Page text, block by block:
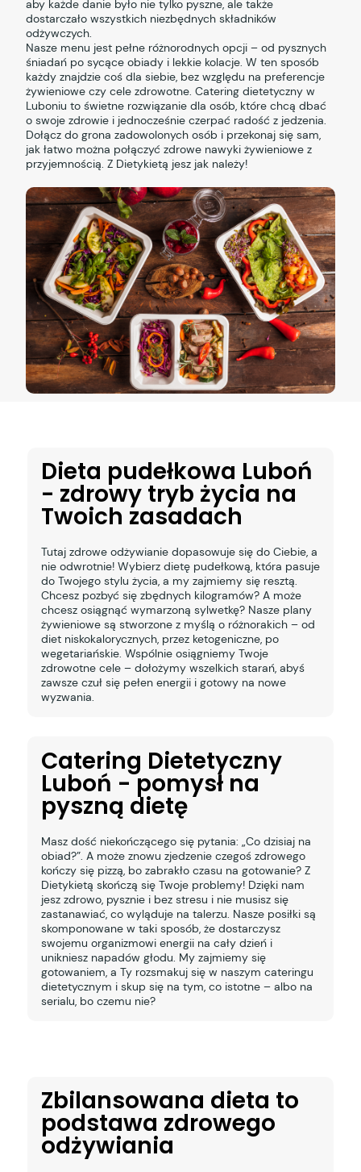
aby każde danie było nie tylko pyszne, ale także
dostarczało wszystkich niezbędnych składników
odżywczych.
Nasze menu jest pełne różnorodnych opcji – od pysznych
śniadań po sycące obiady i lekkie kolacje. W ten sposób
każdy znajdzie coś dla siebie, bez względu na preferencje
żywieniowe czy cele zdrowotne. Catering dietetyczny w
Luboniu to świetne rozwiązanie dla osób, które chcą dbać
o swoje zdrowie i jednocześnie czerpać radość z jedzenia.
Dołącz do grona zadowolonych osób i przekonaj się sam,
jak łatwo można połączyć zdrowe nawyki żywieniowe z
przyjemnością. Z Dietykietą jesz jak należy!
Dieta pudełkowa Luboń
- zdrowy tryb życia na
Twoich zasadach
Tutaj zdrowe odżywianie dopasowuje się do Ciebie, a
nie odwrotnie! Wybierz dietę pudełkową, która pasuje
do Twojego stylu życia, a my zajmiemy się resztą.
Chcesz pozbyć się zbędnych kilogramów? A może
chcesz osiągnąć wymarzoną sylwetkę? Nasze plany
żywieniowe są stworzone z myślą o różnorakich – od
diet niskokalorycznych, przez ketogeniczne, po
wegetariańskie. Wspólnie osiągniemy Twoje
zdrowotne cele – dołożymy wszelkich starań, abyś
zawsze czuł się pełen energii i gotowy na nowe
wyzwania.
Catering Dietetyczny
Luboń - pomysł na
pyszną dietę
Masz dość niekończącego się pytania: „Co dzisiaj na
obiad?”. A może znowu zjedzenie czegoś zdrowego
kończy się pizzą, bo zabrakło czasu na gotowanie? Z
Dietykietą skończą się Twoje problemy! Dzięki nam
jesz zdrowo, pysznie i bez stresu i nie musisz się
zastanawiać, co wyląduje na talerzu. Nasze posiłki są
skomponowane w taki sposób, że dostarczysz
swojemu organizmowi energii na cały dzień i
unikniesz napadów głodu. My zajmiemy się
gotowaniem, a Ty rozsmakuj się w naszym cateringu
dietetycznym i skup się na tym, co istotne – albo na
serialu, bo czemu nie?
Zbilansowana dieta to
podstawa zdrowego
odżywiania